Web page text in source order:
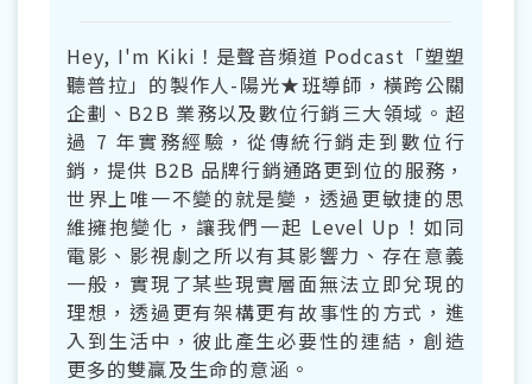
Hey, I'm Kiki！是聲音頻道 Podcast「塑塑
聽普拉」的製作人-陽光★班導師，橫跨公關
企劃、B2B 業務以及數位行銷三大領域。超
過 7 年實務經驗，從傳統行銷走到數位行
銷，提供 B2B 品牌行銷通路更到位的服務，
世界上唯一不變的就是變，透過更敏捷的思
維擁抱變化，讓我們一起 Level Up！如同
電影、影視劇之所以有其影響力、存在意義
一般，實現了某些現實層面無法立即兌現的
理想，透過更有架構更有故事性的方式，進
入到生活中，彼此產生必要性的連結，創造
更多的雙贏及生命的意涵。